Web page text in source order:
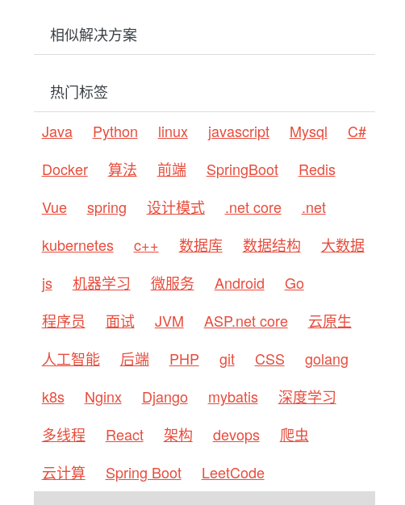
相似解决方案
热门标签
Java
Python linux javascript Mysql
C#
Docker
算法 前端 SpringBoot
Redis
Vue
spring 设计模式 .net core
.net
kubernetes
c++ 数据库 数据结构
大数据
js
机器学习 微服务 Android
Go
程序员
面试 JVM ASP.net core
云原生
人工智能
后端 PHP git CSS
golang
k8s
Nginx Django mybatis
深度学习
多线程
React 架构 devops
爬虫
云计算
Spring Boot LeetCode